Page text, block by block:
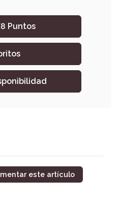
Puntos
este artículo